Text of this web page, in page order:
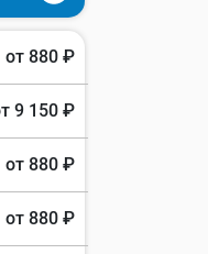
от 880 ₽
9 150 ₽
от 880 ₽
от 880 ₽